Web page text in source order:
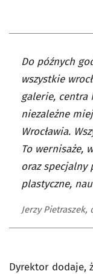
Do późnych
wszystkie
galerie, centra
niezależne
Wrocławia.
To wernisaże,
oraz specjalny
plastyczne,
Jerzy Pietraszek,
Dyrektor dodaje,